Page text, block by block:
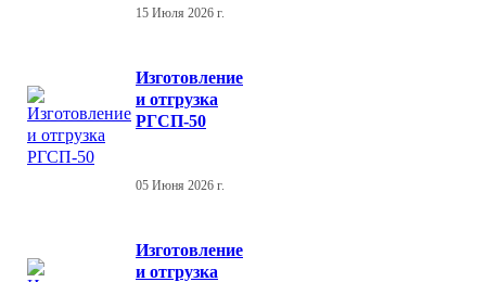
15 Июля 2026 г.
Изготовление
и отгрузка
РГСП-50
05 Июня 2026 г.
Изготовление
и отгрузка